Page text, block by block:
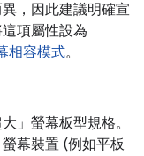
，因此建議明確宣
項屬性設為
相容模式。
」螢幕板型規格。
幕裝置 (例如平板